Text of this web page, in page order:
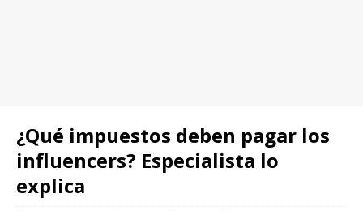
¿Qué impuestos deben pagar los
influencers? Especialista lo
explica